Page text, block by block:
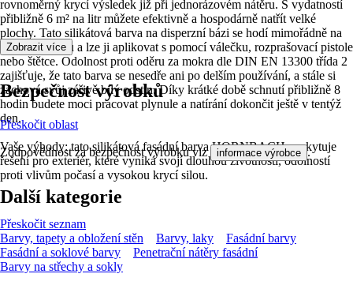
rovnoměrný krycí výsledek již při jednorázovém nátěru. S vydatností
přibližně 6 m² na litr můžete efektivně a hospodárně natřít velké
plochy. Tato silikátová barva na disperzní bázi se hodí mimořádně na
beton a omítku a lze ji aplikovat s pomocí válečku, rozprašovací pistole
nebo štětce. Odolnost proti oděru za mokra dle DIN EN 13300 třída 2
zajišťuje, že tato barva se nesedře ani po delším používání, a stále si
zachová svůj zářivě bílý odstín. Díky krátké době schnutí přibližně 8
hodin budete moci pracovat plynule a natírání dokončit ještě v tentýž
den.
Vaše výhody: tato silikátová fasádní barva HORNBACH poskytuje
řešení pro exteriér, které vyniká svojí dlouhou životností, odolností
proti vlivům počasí a vysokou krycí silou.
Zobrazit více
Bezpečnost výrobků
Přeskočit oblast
Zodpovědnost za bezpečnost výrobku viz informace výrobce .
Další kategorie
Přeskočit seznam
Barvy, tapety a obložení stěn
Barvy, laky
Fasádní barvy
Fasádní a soklové barvy
Penetrační nátěry fasádní
Barvy na střechy a sokly